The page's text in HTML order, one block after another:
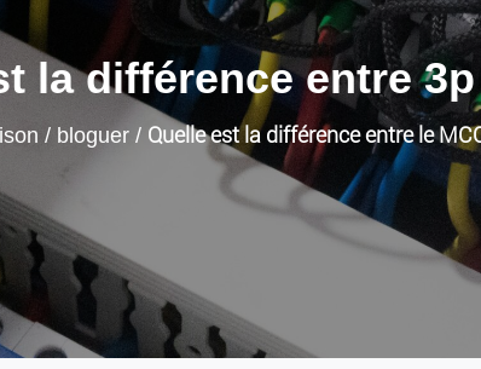
la différence entre
/ bloguer/ Quelle est la différence entre le